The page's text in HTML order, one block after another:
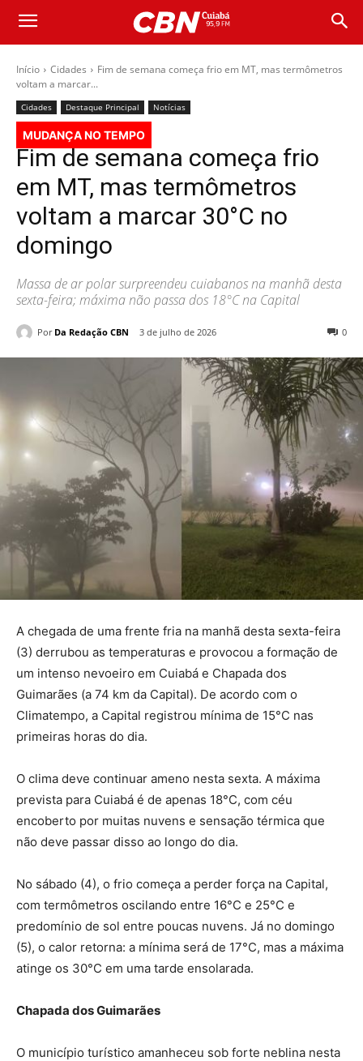
Início Cidades
Fim de semana começa frio em MT, mas termômetros
voltam a marcar...
Cidades Destaque Principal Notícias
MUDANÇA NO TEMPO
Fim de semana começa frio
em MT, mas termômetros
voltam a marcar 30°C no
domingo
Massa de ar polar surpreendeu cuiabanos na manhã desta
sexta-feira; máxima não passa dos 18°C na Capital
Por Da Redação CBN 3 de julho de 2026 0
A chegada de uma frente fria na manhã desta sexta-feira
(3) derrubou as temperaturas e provocou a formação de
um intenso nevoeiro em Cuiabá e Chapada dos
Guimarães (a 74 km da Capital). De acordo com o
Climatempo, a Capital registrou mínima de 15°C nas
primeiras horas do dia.
O clima deve continuar ameno nesta sexta. A máxima
prevista para Cuiabá é de apenas 18°C, com céu
encoberto por muitas nuvens e sensação térmica que
não deve passar disso ao longo do dia.
No sábado (4), o frio começa a perder força na Capital,
com termômetros oscilando entre 16°C e 25°C e
predomínio de sol entre poucas nuvens. Já no domingo
(5), o calor retorna: a mínima será de 17°C, mas a máxima
atinge os 30°C em uma tarde ensolarada.
Chapada dos Guimarães
O município turístico amanheceu sob forte neblina nesta